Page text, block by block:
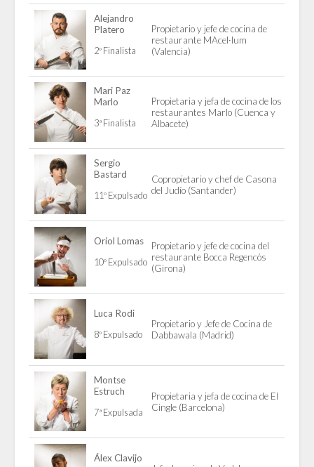
Alejandro
Platero
2º Finalista
Propietario y jefe de cocina de
restaurante MAcel·lum
(Valencia)
Mari Paz
Marlo
3ª Finalista
Propietaria y jefa de cocina de los
restaurantes Marlo (Cuenca y
Albacete)
Sergio
Bastard
11º Expulsado
Copropietario y chef de Casona
del Judío (Santander)
Oriol Lomas
10º Expulsado
Propietario y jefe de cocina del
restaurante Bocca Regencós
(Girona)
Luca Rodi
8º Expulsado
Propietario y Jefe de Cocina de
Dabbawala (Madrid)
Montse
Estruch
7ª Expulsada
Propietaria y jefa de cocina de El
Cingle (Barcelona)
Álex Clavijo